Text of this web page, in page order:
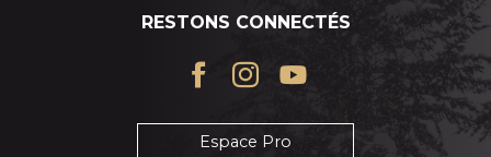
RESTONS CONNECTÉS
Espace Pro